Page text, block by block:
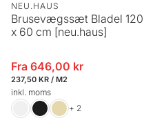
NEU.HAUS
Brusevægssæt Bladel 120
x 60 cm [neu.haus]
Udsalgspris
Fra 646,00 kr
STYKPRIS
237,50 KR / PR.
M2
inkl. moms
+ 2